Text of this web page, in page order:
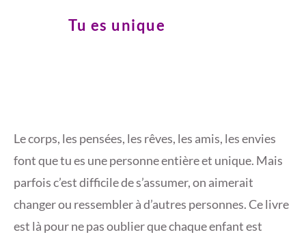
Tu es unique
Le corps, les pensées, les rêves, les amis, les envies
font que tu es une personne entière et unique. Mais
parfois c’est difficile de s’assumer, on aimerait
changer ou ressembler à d’autres personnes. Ce livre
est là pour ne pas oublier que chaque enfant est